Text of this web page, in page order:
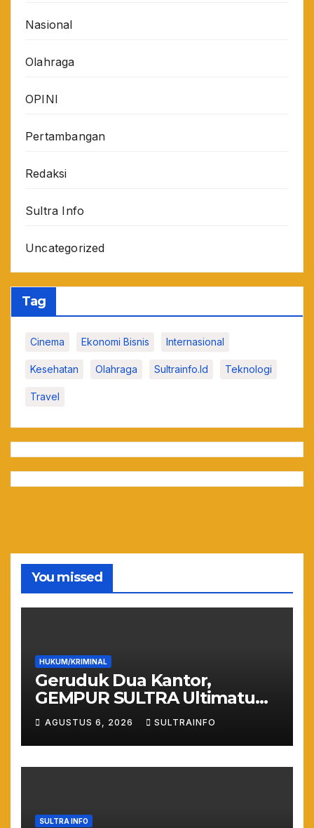
Nasional
Olahraga
OPINI
Pertambangan
Redaksi
Sultra Info
Uncategorized
Tag
Cinema Ekonomi Bisnis Internasional
Kesehatan Olahraga Sultrainfo.id Teknologi
Travel
You missed
HUKUM/KRIMINAL
Geruduk Dua Kantor,
GEMPUR SULTRA Ultimatum
Keras: Lahan Puuwatu Siap
Diduduki Jika Tak Ada
Kepastian Hukum
AGUSTUS 6, 2026 SULTRAINFO
SULTRA INFO